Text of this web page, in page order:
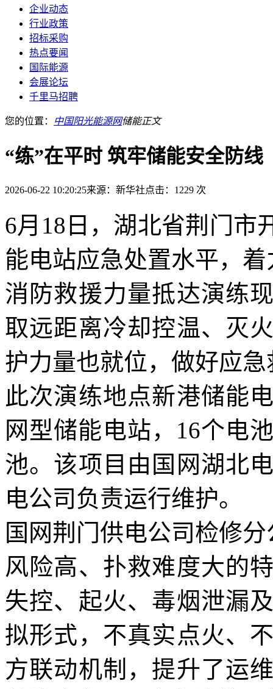
企业动态
行业政策
招标采购
热点要闻
国际能源
会展论坛
千里马招聘
您的位置： 中国阳光能源网储能正文
“练”在平时 筑牢储能安全防线
2026-06-22 10:20:25来源：新华社点击：1229 次
6月18日，湖北省荆门市
能电站应急处置水平，
消防救援力量抵达演练
取远距离冷却控温、灭
护力量也就位，做好应
此次演练地点新港储能
网型储能电站，16个电
池。该项目由国网湖北
电公司负责运行维护。
国网荆门供电公司检修
风险高、扑救难度大的
失控、起火、毒烟泄漏
拟形式，不真实点火、
方联动机制，提升了运